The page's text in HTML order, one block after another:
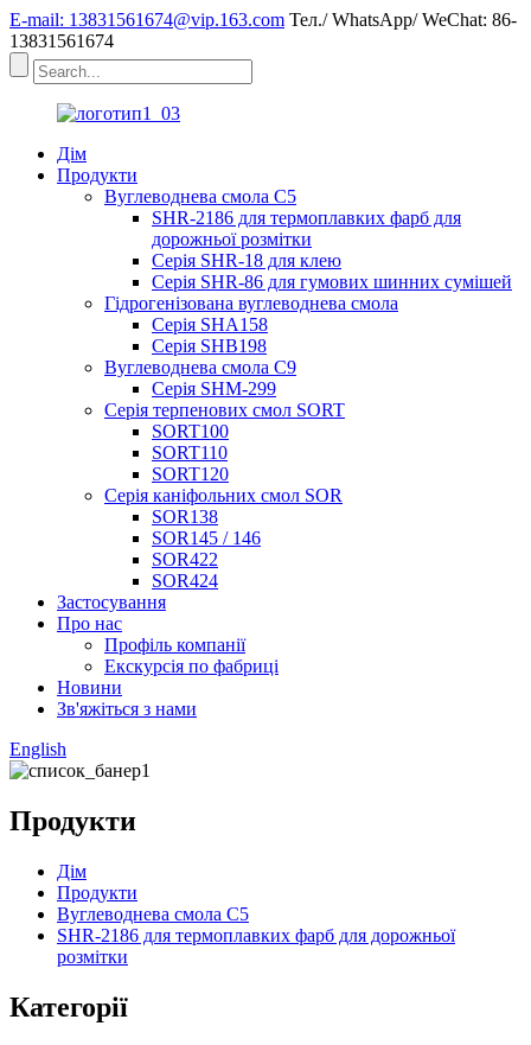
E-mail: 13831561674@vip.163.com Тел./ WhatsApp/ WeChat: 86-
13831561674
Дім
Продукти
Вуглеводнева смола C5
SHR-2186 для термоплавких фарб для
дорожньої розмітки
Серія SHR-18 для клею
Серія SHR-86 для гумових шинних сумішей
Гідрогенізована вуглеводнева смола
Серія SHA158
Серія SHB198
Вуглеводнева смола C9
Серія SHM-299
Серія терпенових смол SORT
SORT100
SORT110
SORT120
Серія каніфольних смол SOR
SOR138
SOR145 / 146
SOR422
SOR424
Застосування
Про нас
Профіль компанії
Екскурсія по фабриці
Новини
Зв'яжіться з нами
English
Продукти
Дім
Продукти
Вуглеводнева смола C5
SHR-2186 для термоплавких фарб для дорожньої
розмітки
Категорії